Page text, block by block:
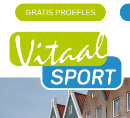
GRATIS PROEFLES